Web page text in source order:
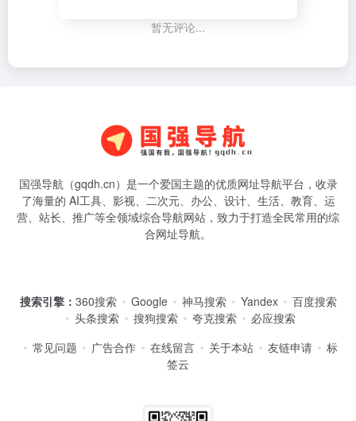
暂无评论...
国强导航（gqdh.cn）是一个爱国主题的优质网址导航平台，收录
了海量的 AI工具、影视、二次元、办公、设计、生活、教育、运
营、站长、推广等全领域综合导航网站，致力于打造全民常用的综
合网址导航。
搜索引擎： 360搜索 Google 神马搜索 Yandex
百度搜索
头条搜索
搜狗搜索 夸克搜索
必应搜索
常见问题
广告合作 在线留言 关于本站 友链申请
标
签云